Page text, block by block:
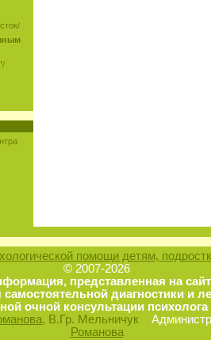
/
помощи детям,
© 2007-2026
представленная на
диагностики и
очной консультации
, В.Гр. Мельничук
Романова